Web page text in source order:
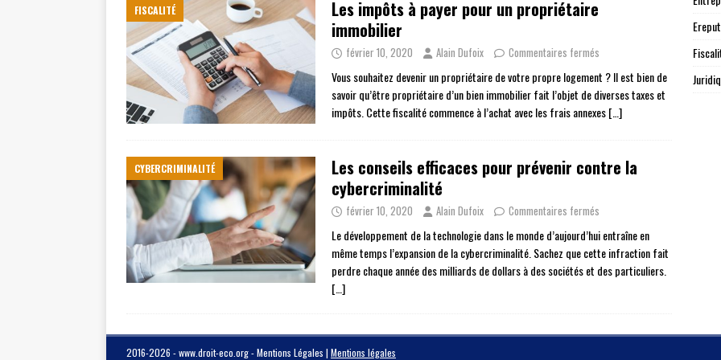
FISCALITÉ
Les impôts à payer pour un propriétaire
immobilier
février 10, 2020 Alain Dufoix Commentaires fermés
Vous souhaitez devenir un propriétaire de votre propre logement ? Il est bien de
savoir qu’être propriétaire d’un bien immobilier fait l’objet de diverses taxes et
impôts. Cette fiscalité commence à l’achat avec les frais annexes[…]
CYBERCRIMINALITÉ
Les conseils efficaces pour prévenir contre la
cybercriminalité
février 10, 2020 Alain Dufoix Commentaires fermés
Le développement de la technologie dans le monde d’aujourd’hui entraîne en
même temps l’expansion de la cybercriminalité. Sachez que cette infraction fait
perdre chaque année des milliards de dollars à des sociétés et des particuliers.
[…]
2016-2026 - www.droit-eco.org - Mentions Légales | Mentions légales